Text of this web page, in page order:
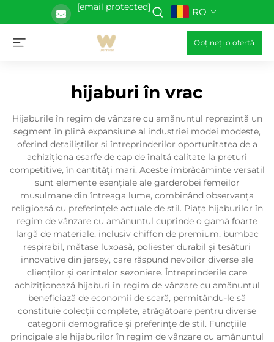
[email protected] RO
Obțineți o ofertă
hijaburi în vrac
Hijaburile în regim de vânzare cu amănuntul reprezintă un
segment în plină expansiune al industriei modei modeste,
oferind detailiștilor și întreprinderilor oportunitatea de a
achiziționa eșarfe de cap de înaltă calitate la prețuri
competitive, în cantități mari. Aceste îmbrăcăminte versatil
sunt elemente esențiale ale garderobei femeilor
musulmane din întreaga lume, combinând observanța
religioasă cu preferințele actuale de stil. Piața hijaburilor în
regim de vânzare cu amănuntul cuprinde o gamă foarte
largă de materiale, inclusiv chiffon de premium, bumbac
respirabil, mătase luxoasă, poliester durabil și țesături
innovative din jersey, care răspund nevoilor diverse ale
clienților și cerințelor sezoniere. Întreprinderile care
achiziționează hijaburi în regim de vânzare cu amănuntul
beneficiază de economii de scară, permițându-le să
constituie colecții complete, atrăgătoare pentru diverse
categorii demografice și preferințe de stil. Funcțiile
principale ale hijaburilor în regim de vânzare cu amănuntul